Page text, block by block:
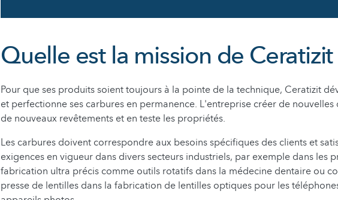
Quelle est la mission de Ceratizit
Pour que ses produits soient toujours à la pointe de la technique, Ceratizit
et perfectionne ses carbures en permanence. L'entreprise créer de
de nouveaux revêtements et en teste les propriétés.
Les carbures doivent correspondre aux besoins spécifiques des clients et
exigences en vigueur dans divers secteurs industriels, par exemple dans les
fabrication ultra précis comme outils rotatifs dans la médecine dentaire ou
presse de lentilles dans la fabrication de lentilles optiques pour les